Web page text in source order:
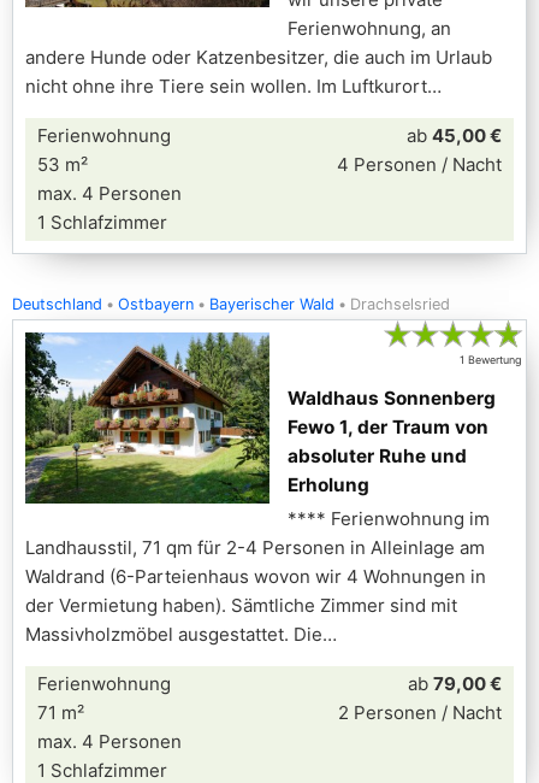
Ferienwohnung, an
andere Hunde oder Katzenbesitzer, die auch im Urlaub
nicht ohne ihre Tiere sein wollen. Im Luftkurort
Ferienwohnung
53 m²
max. 4 Personen
1 Schlafzimmer
ab 45,00 €
4 Personen / Nacht
Deutschland Ostbayern Bayerischer Wald Drachselsried
★★★★★
1 Bewertung
Waldhaus Sonnenberg
Fewo 1, der Traum von
absoluter Ruhe und
Erholung
**** Ferienwohnung im
Landhausstil, 71 qm für 2-4 Personen in Alleinlage am
Waldrand (6-Parteienhaus wovon wir 4 Wohnungen in
der Vermietung haben). Sämtliche Zimmer sind mit
Massivholzmöbel ausgestattet. Die
Ferienwohnung
71 m²
max. 4 Personen
1 Schlafzimmer
ab 79,00 €
2 Personen / Nacht